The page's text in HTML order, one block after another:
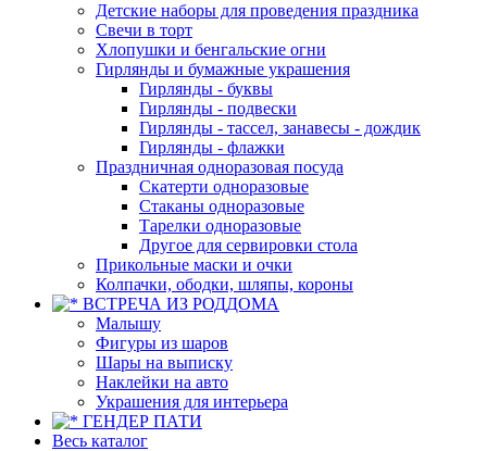
Детские наборы для проведения праздника
Свечи в торт
Хлопушки и бенгальские огни
Гирлянды и бумажные украшения
Гирлянды - буквы
Гирлянды - подвески
Гирлянды - тассел, занавесы - дождик
Гирлянды - флажки
Праздничная одноразовая посуда
Скатерти одноразовые
Стаканы одноразовые
Тарелки одноразовые
Другое для сервировки стола
Прикольные маски и очки
Колпачки, ободки, шляпы, короны
ВСТРЕЧА ИЗ РОДДОМА
Малышу
Фигуры из шаров
Шары на выписку
Наклейки на авто
Украшения для интерьера
ГЕНДЕР ПАТИ
Весь каталог